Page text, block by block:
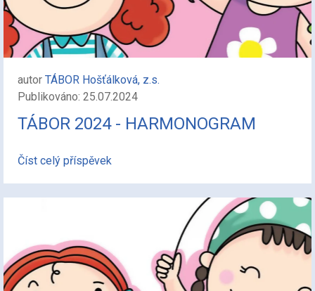
autor TÁBOR Hošťálková, z.s.
Publikováno: 25.07.2024
TÁBOR 2024 - HARMONOGRAM
Číst celý příspěvek